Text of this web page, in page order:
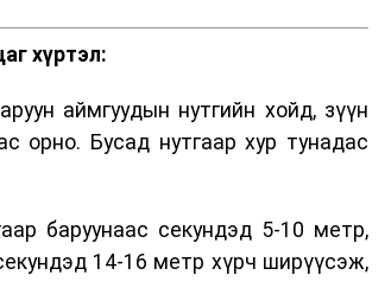
хүртэл:
аймгуудын нутгийн хойд, зүүн
орно. Бусад нутгаар хур тунадас
баруунаас секундэд 5-10 метр,
14-16 метр хүрч ширүүсэж,